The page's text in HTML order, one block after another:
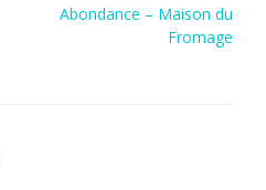
Abondance – Maison du
Fromage